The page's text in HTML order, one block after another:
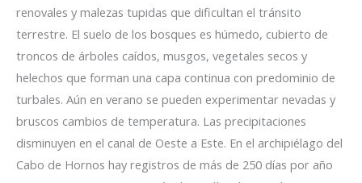
renovales y malezas tupidas que dificultan el tránsito
terrestre. El suelo de los bosques es húmedo, cubierto de
troncos de árboles caídos, musgos, vegetales secos y
helechos que forman una capa continua con predominio de
turbales. Aún en verano se pueden experimentar nevadas y
bruscos cambios de temperatura. Las precipitaciones
disminuyen en el canal de Oeste a Este. En el archipiélago del
Cabo de Hornos hay registros de más de 250 días por año